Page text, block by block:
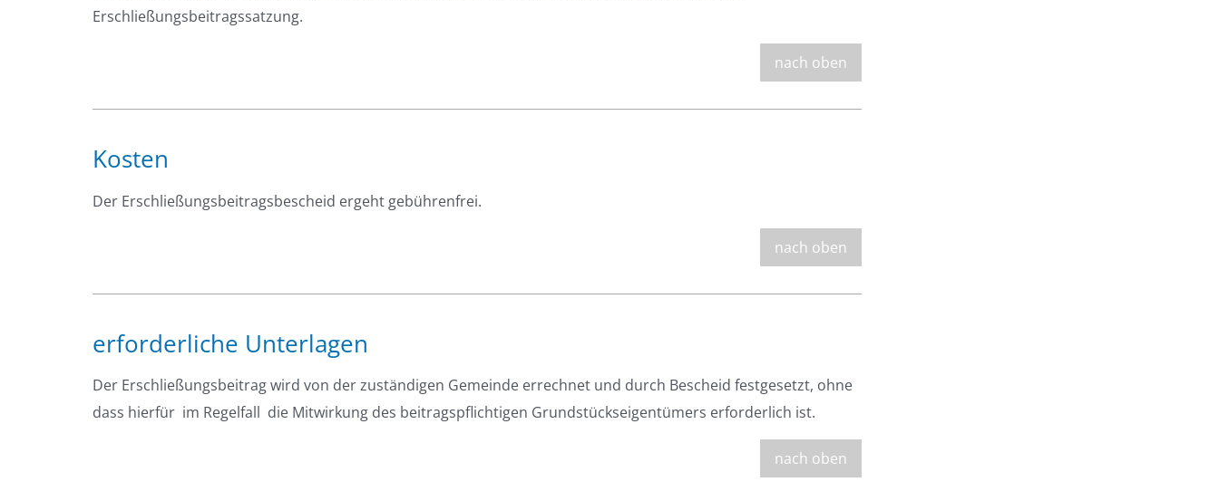
Erschließungsbeitragssatzung.
nach oben
Kosten
Der Erschließungsbeitragsbescheid ergeht gebührenfrei.
nach oben
erforderliche Unterlagen
Der Erschließungsbeitrag wird von der zuständigen Gemeinde errechnet und durch Bescheid festgesetzt, ohne
dass hierfür  im Regelfall  die Mitwirkung des beitragspflichtigen Grundstückseigentümers erforderlich ist.
nach oben